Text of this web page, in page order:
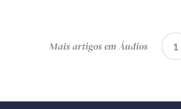
Mais artigos em Áudios 1